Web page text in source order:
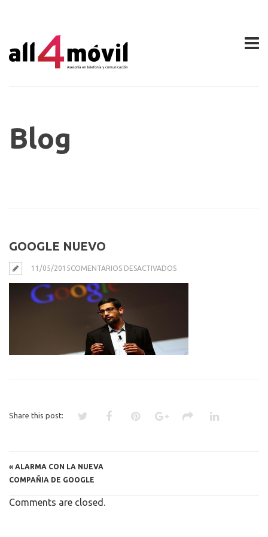
Blog
GOOGLE NUEVO
11/05/2015COMENTARIOS DESACTIVADOSEN
Share this post:
« ALARMA CON LA NUEVA
COMPAÑIA DE GOOGLE
Comments are closed.